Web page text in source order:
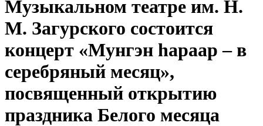
Музыкальном театре им. Н.
М. Загурского состоится
концерт «Мунгэн haраар – в
серебряный месяц»,
посвященный открытию
праздника Белого месяца